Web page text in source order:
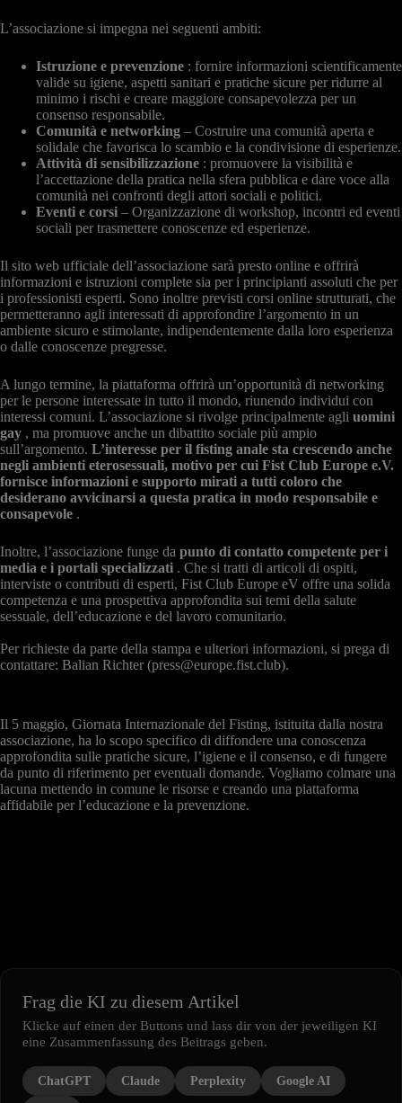
L’associazione si impegna nei seguenti ambiti:
Istruzione e prevenzione : fornire informazioni scientificamente
valide su igiene, aspetti sanitari e pratiche sicure per ridurre al
minimo i rischi e creare maggiore consapevolezza per un
consenso responsabile.
Comunità e networking – Costruire una comunità aperta e
solidale che favorisca lo scambio e la condivisione di esperienze.
Attività di sensibilizzazione : promuovere la visibilità e
l’accettazione della pratica nella sfera pubblica e dare voce alla
comunità nei confronti degli attori sociali e politici.
Eventi e corsi – Organizzazione di workshop, incontri ed eventi
sociali per trasmettere conoscenze ed esperienze.
Il sito web ufficiale dell’associazione sarà presto online e offrirà
informazioni e istruzioni complete sia per i principianti assoluti che per
i professionisti esperti. Sono inoltre previsti corsi online strutturati, che
permetteranno agli interessati di approfondire l’argomento in un
ambiente sicuro e stimolante, indipendentemente dalla loro esperienza
o dalle conoscenze pregresse.
A lungo termine, la piattaforma offrirà un’opportunità di networking
per le persone interessate in tutto il mondo, riunendo individui con
interessi comuni. L’associazione si rivolge principalmente agli uomini
gay , ma promuove anche un dibattito sociale più ampio
sull’argomento. L’interesse per il fisting anale sta crescendo anche
negli ambienti eterosessuali, motivo per cui Fist Club Europe e.V.
fornisce informazioni e supporto mirati a tutti coloro che
desiderano avvicinarsi a questa pratica in modo responsabile e
consapevole .
Inoltre, l’associazione funge da punto di contatto competente per i
media e i portali specializzati . Che si tratti di articoli di ospiti,
interviste o contributi di esperti, Fist Club Europe eV offre una solida
competenza e una prospettiva approfondita sui temi della salute
sessuale, dell’educazione e del lavoro comunitario.
Per richieste da parte della stampa e ulteriori informazioni, si prega di
contattare: Balian Richter (press@europe.fist.club).
Il 5 maggio, Giornata Internazionale del Fisting, istituita dalla nostra
associazione, ha lo scopo specifico di diffondere una conoscenza
approfondita sulle pratiche sicure, l’igiene e il consenso, e di fungere
da punto di riferimento per eventuali domande. Vogliamo colmare una
lacuna mettendo in comune le risorse e creando una piattaforma
affidabile per l’educazione e la prevenzione.
Frag die KI zu diesem Artikel
Klicke auf einen der Buttons und lass dir von der jeweiligen KI
eine Zusammenfassung des Beitrags geben.
ChatGPT Claude Perplexity Google AI